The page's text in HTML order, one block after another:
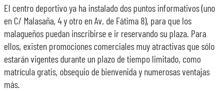
El centro deportivo ya ha instalado dos puntos informativos (uno
en C/ Malasaña, 4 y otro en Av. de Fátima 8), para que los
malagueños puedan inscribirse e ir reservando su plaza. Para
ellos, existen promociones comerciales muy atractivas que sólo
estarán vigentes durante un plazo de tiempo limitado, como
matrícula gratis, obsequio de bienvenida y numerosas ventajas
más.